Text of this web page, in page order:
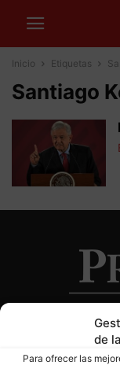
de
Para ofrecer las
Inicio Etiquetas
Santiago